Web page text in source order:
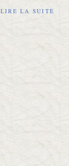
LIRE LA SUITE